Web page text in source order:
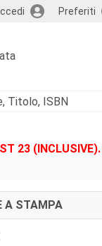
Preferiti
23 (INCLUSIVE).
A STAMPA